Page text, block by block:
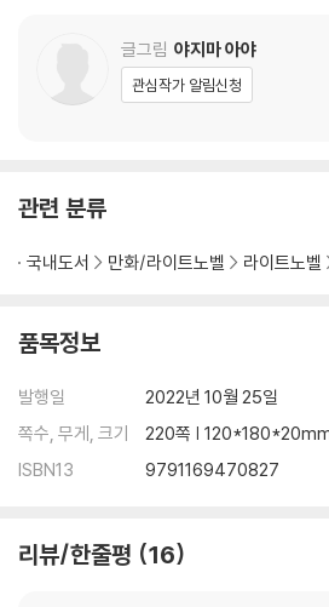
글그림 야지마 아야
관심작가 알림신청
관련 분류
국내도서 만화/라이트노벨 라이트노벨
품목정보
발행일
2022년 10월 25일
쪽수, 무게, 크기
220쪽 |
ISBN13
9791169470827
리뷰/한줄평 16